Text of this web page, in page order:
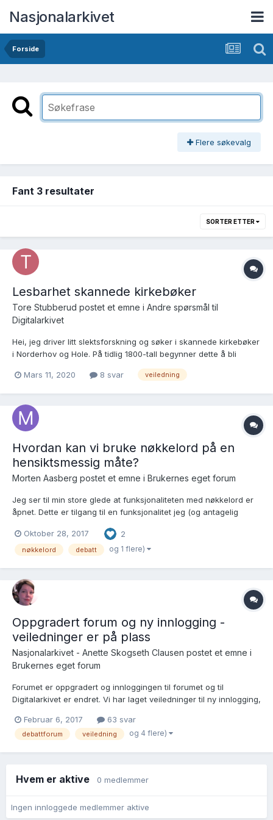
Nasjonalarkivet
Forside
Flere søkevalg
Fant 3 resultater
SORTER ETTER
Lesbarhet skannede kirkebøker
Tore Stubberud postet et emne i Andre spørsmål til
Digitalarkivet
Hei, jeg driver litt slektsforskning og søker i skannede kirkebøker
i Norderhov og Hole. På tidlig 1800-tall begynner dette å bli
stedet for tabellform og skriften i seg selv er vanskelig å tyde.
Mars 11, 2020 8 svar veiledning
Hvordan kan vi bruke nøkkelord på en
hensiktsmessig måte?
Morten Aasberg postet et emne i Brukernes eget forum
Jeg ser til min store glede at funksjonaliteten med nøkkelord er
åpnet. Dette er tilgang til en funksjonalitet jeg (og antagelig
er at Anette og de andre som har ansvaret for forumet kan lage
en veiledning til bruk av nøkkelord. Innti...
Oktober 28, 2017 2
nøkkelord debatt og 1 flere)
Oppgradert forum og ny innlogging -
veiledninger er på plass
Nasjonalarkivet - Anette Skogseth Clausen postet et emne i
Brukernes eget forum
Forumet er oppgradert og innloggingen til forumet og til
Digitalarkivet er endret. Vi har laget veiledninger til ny innlogging,
finnes under hjelpesidene i Digitalarkivet:
https://www.digitalarkivet.no/content/219/brukarkonto-
Februar 6, 2017 63 svar
debattforum veiledning og 4 flere)
Hvem er aktive 0 medlemmer
Ingen innloggede medlemmer aktive